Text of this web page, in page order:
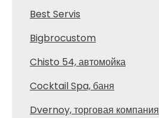
Best Servis
Bigbrocustom
Chisto 54, автомойка
Cocktail Spa, баня
Dvernoy, торговая компания